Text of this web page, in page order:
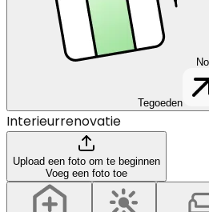
Tegoeden
Interieurrenovatie
Upload een foto om te beginnen
Voeg een foto toe